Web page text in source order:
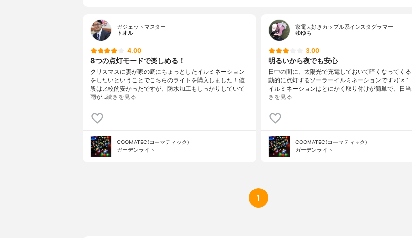
ガジェットマスター
トオル
4.00
8つの点灯モードで楽しめる！
クリスマスに妻が家の庭にちょっとしたイルミネーション
をしたいということでこちらのライトを購入しました！値
段は比較的安かったですが、防水加工もしっかりしていて
雨が…続きを見る
COOMATEC(コーマティック)
ガーデンライト
家電大好きカップル系インスタグラマー
ゆゆち
3.00
明るいから夜でも安心
日中の間に、太陽光で充電しておいて暗くなってくる
動的に点灯するソーラーイルミネーションです♪(´ε｀
イルミネーションはとにかく取り付けが簡単で、日
きを見る
COOMATEC(コーマティック)
ガーデンライト
1